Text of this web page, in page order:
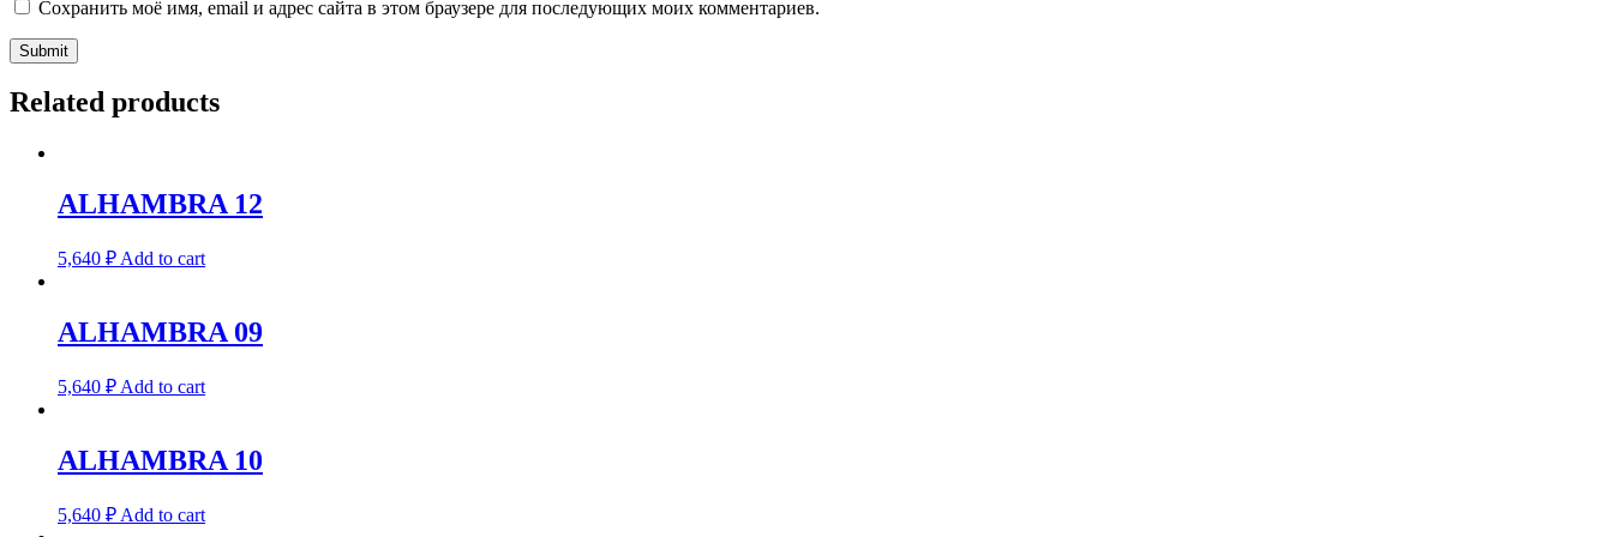
Сохранить моё имя, email и адрес сайта в этом браузере для последующих моих комментариев.
Related products
ALHAMBRA 12
5,640 ₽ Add to cart
ALHAMBRA 09
5,640 ₽ Add to cart
ALHAMBRA 10
5,640 ₽ Add to cart